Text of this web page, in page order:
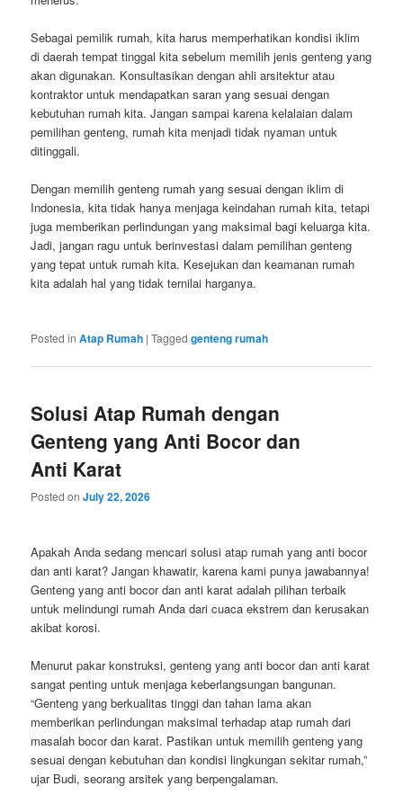
Sebagai pemilik rumah, kita harus memperhatikan kondisi iklim
di daerah tempat tinggal kita sebelum memilih jenis genteng yang
akan digunakan. Konsultasikan dengan ahli arsitektur atau
kontraktor untuk mendapatkan saran yang sesuai dengan
kebutuhan rumah kita. Jangan sampai karena kelalaian dalam
pemilihan genteng, rumah kita menjadi tidak nyaman untuk
ditinggali.
Dengan memilih genteng rumah yang sesuai dengan iklim di
Indonesia, kita tidak hanya menjaga keindahan rumah kita, tetapi
juga memberikan perlindungan yang maksimal bagi keluarga kita.
Jadi, jangan ragu untuk berinvestasi dalam pemilihan genteng
yang tepat untuk rumah kita. Kesejukan dan keamanan rumah
kita adalah hal yang tidak ternilai harganya.
Posted in Atap Rumah |Tagged genteng rumah
Solusi Atap Rumah dengan
Genteng yang Anti Bocor dan
Anti Karat
Posted onJuly 22, 2026
Apakah Anda sedang mencari solusi atap rumah yang anti bocor
dan anti karat? Jangan khawatir, karena kami punya jawabannya!
Genteng yang anti bocor dan anti karat adalah pilihan terbaik
untuk melindungi rumah Anda dari cuaca ekstrem dan kerusakan
akibat korosi.
Menurut pakar konstruksi, genteng yang anti bocor dan anti karat
sangat penting untuk menjaga keberlangsungan bangunan.
“Genteng yang berkualitas tinggi dan tahan lama akan
memberikan perlindungan maksimal terhadap atap rumah dari
masalah bocor dan karat. Pastikan untuk memilih genteng yang
sesuai dengan kebutuhan dan kondisi lingkungan sekitar rumah,”
ujar Budi, seorang arsitek yang berpengalaman.